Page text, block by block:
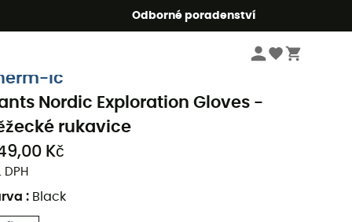
Odborné poradenství
Pánské rukavice a palčáky
Ic
Nordic Exploration Gloves -
rukavice
Kč
DPH
: Black